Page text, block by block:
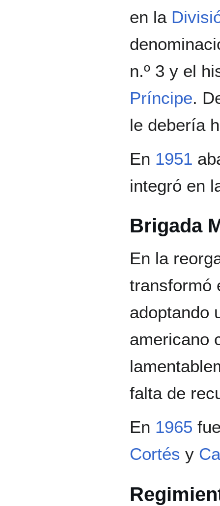
en la
n.º 3 y el
Príncipe.
le debería
En 1951
integró en
Brigada
En la
transformó
adoptando
americano
falta de
En 1965
Cortés y